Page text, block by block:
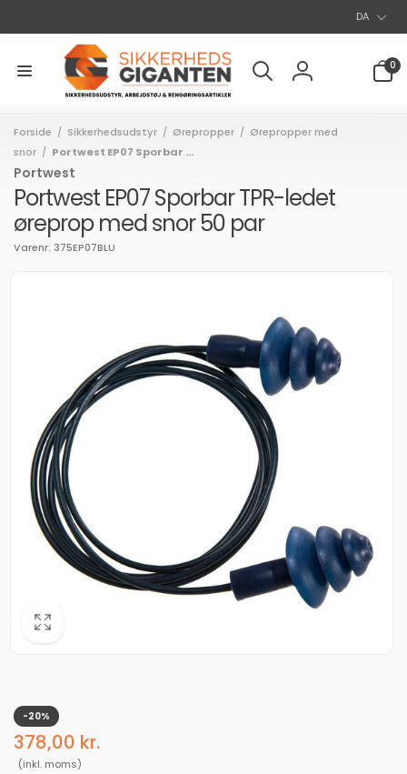
p
DA
Log
0
0
varer
Forside / Sikkerhedsudstyr / Ørepropper / Ørepropper med
snor / Portwest EP07 Sporbar ...
Portwest
Portwest EP07 Sporbar TPR-ledet
øreprop med snor 50 par
Varenr: 375EP07BLU
-20%
Udsalgspris
378,00 kr.
(inkl. moms)
Normalpris